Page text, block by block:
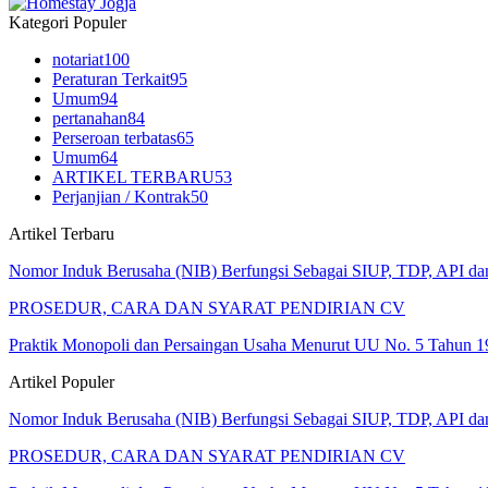
Kategori Populer
notariat100
Peraturan Terkait95
Umum94
pertanahan84
Perseroan terbatas65
Umum64
ARTIKEL TERBARU53
Perjanjian / Kontrak50
Artikel Terbaru
Nomor Induk Berusaha (NIB) Berfungsi Sebagai SIUP, TDP, API
PROSEDUR, CARA DAN SYARAT PENDIRIAN CV
Praktik Monopoli dan Persaingan Usaha Menurut UU No. 5 Tahun
Artikel Populer
Nomor Induk Berusaha (NIB) Berfungsi Sebagai SIUP, TDP, API
PROSEDUR, CARA DAN SYARAT PENDIRIAN CV